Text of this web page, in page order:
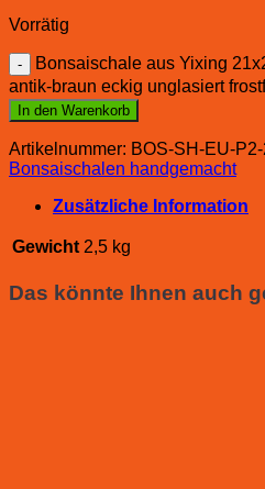
Vorrätig
Bonsaischale aus Yixing
antik-braun eckig unglasiert
In den Warenkorb
Artikelnummer: BOS-SH-EU-
Bonsaischalen handgemacht
Zusätzliche Information
Gewicht 2,5 kg
Das könnte Ihnen auch